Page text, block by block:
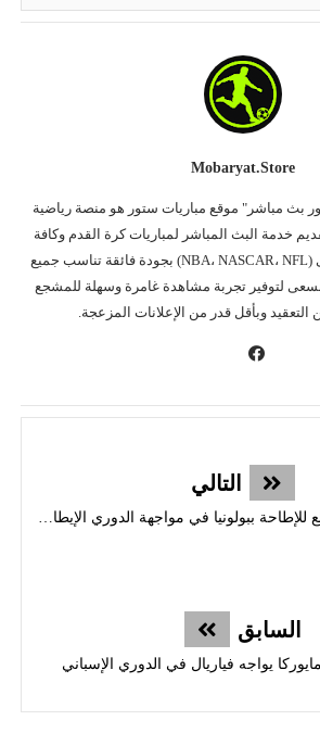
Mobaryat.store
بث مباشر" موقع مباريات ستور هو منصة رياضية
خدمة البث المباشر لمباريات كرة القدم وكافة
الأحداث الرياضية الكبرى (NBA، NASCAR، NFL) بجودة فائقة تناسب جميع
لتوفير تجربة مشاهدة غامرة وسهلة للمشجع
التعقيد وبأقل قدر من الإعلانات المزعجة.
التالي
بث مباشر كومو يتطلع للإطاحة ببولونيا في مواجهة الدوري الإيطالي
السابق
يواجه فياريال في الدوري الإسباني